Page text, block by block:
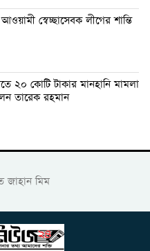
স্বেচ্ছাসেবক লীগের শান্তি
২০ কোটি টাকার মানহানি মামলা
তারেক রহমান
জাহান মিম